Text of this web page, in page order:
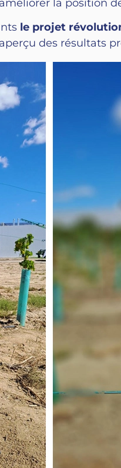
la position
le projet
des résultats